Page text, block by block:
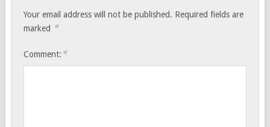
Your email address will not be published. Required fields are
marked *
Comment: *